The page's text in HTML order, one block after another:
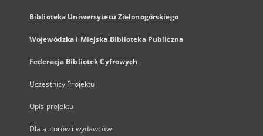
Biblioteka Uniwersytetu Zielonogórskiego
Wojewódzka i Miejska Biblioteka Publiczna
Federacja Bibliotek Cyfrowych
Uczestnicy Projektu
Opis projektu
Dla autorów i wydawców